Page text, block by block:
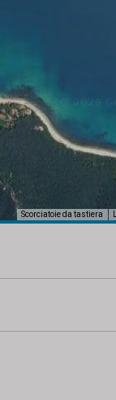
Scorciatoie da tastiera